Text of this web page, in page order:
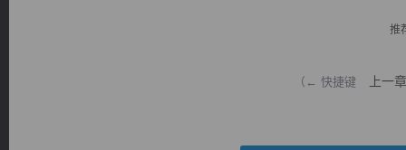
推
（← 快捷键 上一章